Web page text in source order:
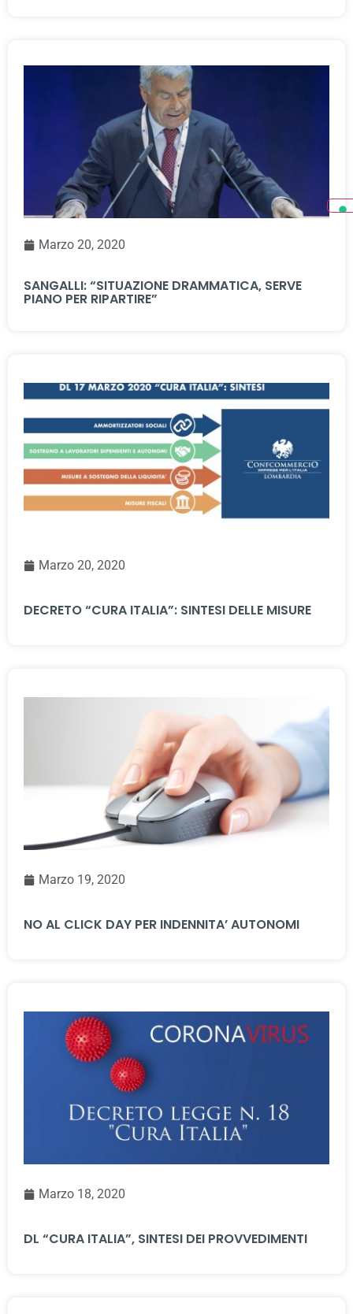
Marzo 20, 2020
SANGALLI: “SITUAZIONE DRAMMATICA, SERVE
PIANO PER RIPARTIRE”
Marzo 20, 2020
DECRETO “CURA ITALIA”: SINTESI DELLE MISURE
Marzo 19, 2020
NO AL CLICK DAY PER INDENNITA’ AUTONOMI
Marzo 18, 2020
DL “CURA ITALIA”, SINTESI DEI PROVVEDIMENTI